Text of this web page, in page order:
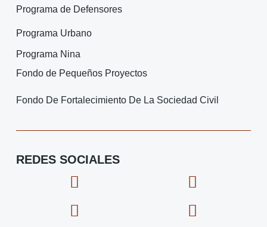
Programa de Defensores
Programa Urbano
Programa Nina
Fondo de Pequeños Proyectos
Fondo De Fortalecimiento De La Sociedad Civil
REDES SOCIALES
F
c
X
t
I
o
I
o